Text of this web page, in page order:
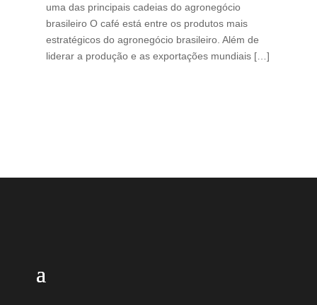
uma das principais cadeias do agronegócio
brasileiro O café está entre os produtos mais
estratégicos do agronegócio brasileiro. Além de
liderar a produção e as exportações mundiais […]